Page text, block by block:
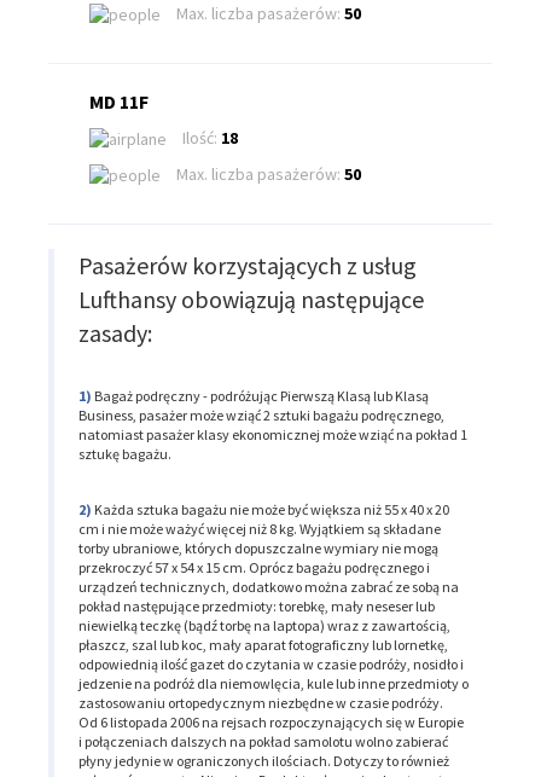
Max. liczba pasażerów: 50
MD 11F
Ilość: 18
Max. liczba pasażerów: 50
Pasażerów korzystających z usług
Lufthansy obowiązują następujące
zasady:
Bagaż podręczny - podróżując Pierwszą Klasą lub Klasą
Business, pasażer może wziąć 2 sztuki bagażu podręcznego,
natomiast pasażer klasy ekonomicznej może wziąć na pokład 1
sztukę bagażu.
Każda sztuka bagażu nie może być większa niż 55 x 40 x 20
cm i nie może ważyć więcej niż 8 kg. Wyjątkiem są składane
torby ubraniowe, których dopuszczalne wymiary nie mogą
przekroczyć 57 x 54 x 15 cm. Oprócz bagażu podręcznego i
urządzeń technicznych, dodatkowo można zabrać ze sobą na
pokład następujące przedmioty: torebkę, mały neseser lub
niewielką teczkę (bądź torbę na laptopa) wraz z zawartością,
płaszcz, szal lub koc, mały aparat fotograficzny lub lornetkę,
odpowiednią ilość gazet do czytania w czasie podróży, nosidło i
jedzenie na podróż dla niemowlęcia, kule lub inne przedmioty o
zastosowaniu ortopedycznym niezbędne w czasie podróży.
Od 6 listopada 2006 na rejsach rozpoczynających się w Europie
i połączeniach dalszych na pokład samolotu wolno zabierać
płyny jedynie w ograniczonych ilościach. Dotyczy to również